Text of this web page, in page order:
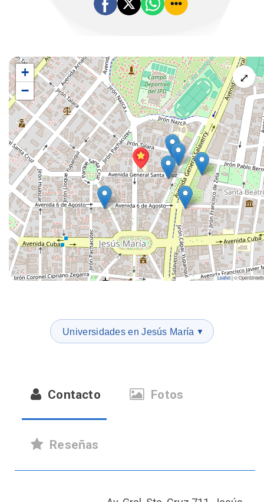
⤢
+
−
Leaflet|©
Universidades en Jesús María ▼
Contacto Fotos
Reseñas